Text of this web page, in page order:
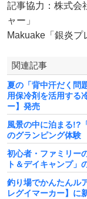
記事協力：株式会
ャー」
Makuake「銀炎プ
関連記事
夏の「背中汗だく問
用保冷剤を活用する
ー】発売
風景の中に泊まる!?
のグランピング体験
初心者・ファミリー
ト＆デイキャンプ」
釣り場でかんたんル
レグイマーカー】に